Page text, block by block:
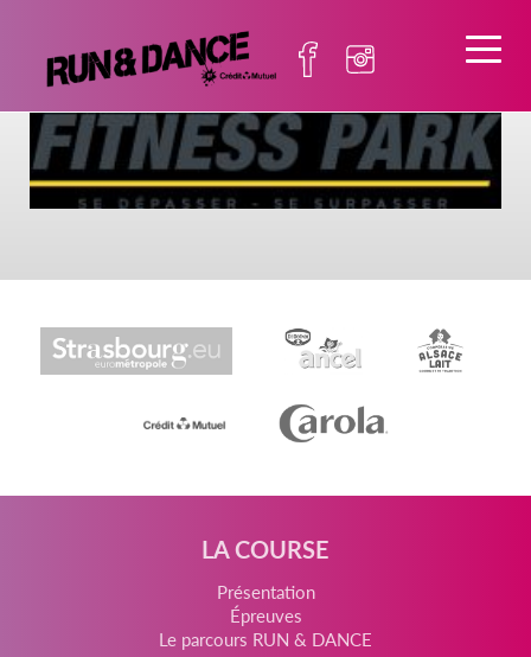
Fitness park
LA COURSE
Présentation
Épreuves
Le parcours RUN & DANCE